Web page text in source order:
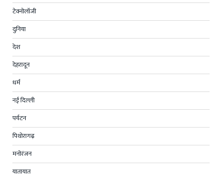
टेक्नोलॉजी
दुनिया
देश
देहरादून
धर्म
नई दिल्ली
पर्यटन
पिथोरागढ़
मनोरंजन
यातायात